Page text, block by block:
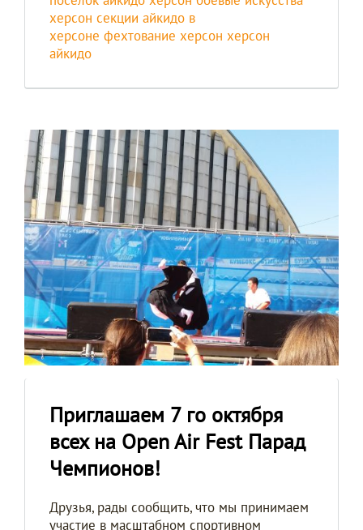
херсон секции айкидо в
херсоне фехтование херсон херсон
айкидо
Приглашаем 7 го октября
всех на Open Air Fest Парад
Чемпионов!
Друзья, рады сообщить, что мы принимаем
участие в масштабном спортивном